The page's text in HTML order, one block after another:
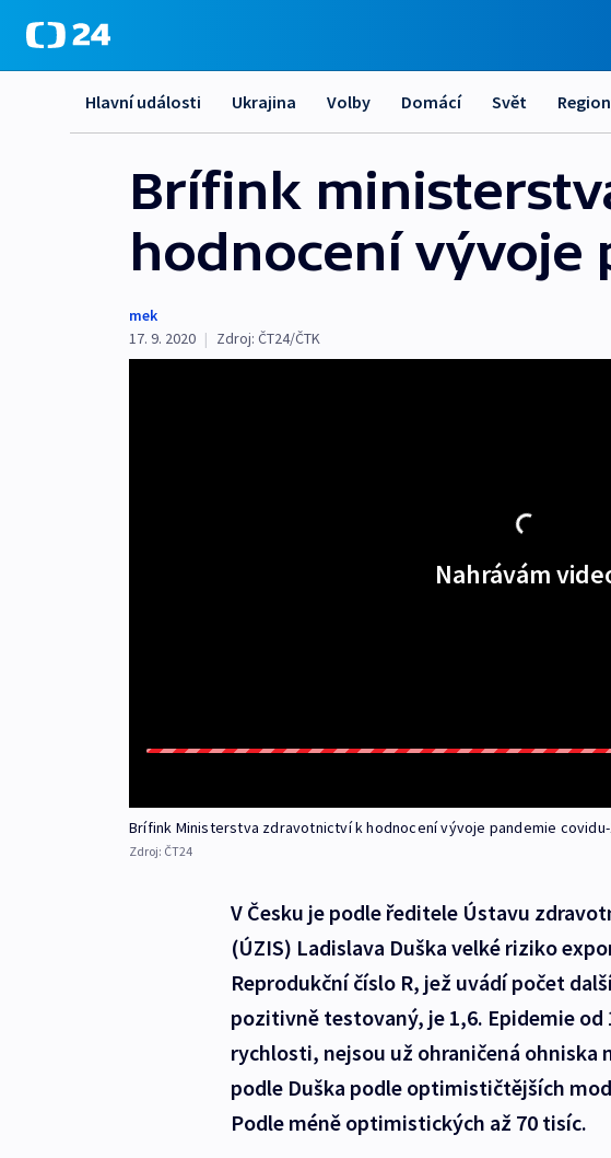
Hlavní události Ukrajina Volby Domácí Svět
Brífink
hodnocení vývoje
mek
17. 9. 2020 | Zdroj: ČT24/ČTK
Nahrávám
Brífink Ministerstva zdravotnictví k hodnocení vývoje pandemie
Zdroj: ČT24
V Česku je podle ředitele Ústavu
(ÚZIS) Ladislava Duška velké riziko
Reprodukční číslo R, jež uvádí počet
pozitivně testovaný, je 1,6. Epidemie od
rychlosti, nejsou už ohraničená ohniska
podle Duška podle optimističtějších
Podle méně optimistických až 70 tisíc.